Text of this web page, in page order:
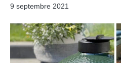
9 septembre 2021